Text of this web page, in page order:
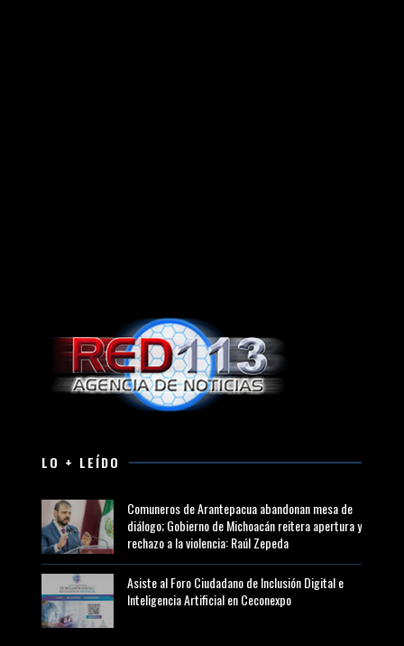
LO + LEÍDO
Comuneros de Arantepacua abandonan mesa de
diálogo; Gobierno de Michoacán reitera apertura y
rechazo a la violencia: Raúl Zepeda
Asiste al Foro Ciudadano de Inclusión Digital e
Inteligencia Artificial en Ceconexpo